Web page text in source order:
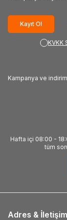
Kayıt Ol
KVKK
Kampanya ve
Hafta içi 08:00 -
tüm
Adres & İletişim